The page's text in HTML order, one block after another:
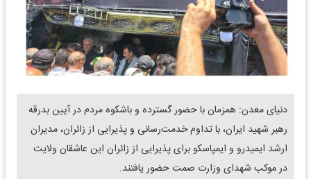
دنیای معدن: همزمان با حضور گسترده و باشکوه مردم در آیین بدرقه
رهبر شهید ایران، با تداوم خدمت‌رسانی و پذیرایی از زائران، مدیران
ارشد ایمیدرو و ایمپاسکو برای پذیرایی از زائران این عاشقان ولایت
در موکب شهدای وزارت صمت حضور یافتند.